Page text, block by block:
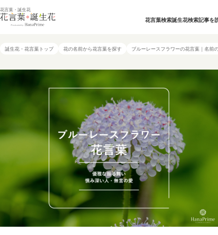
花言葉・誕生花
花言葉検索誕生花検索記事を
誕生花・花言葉トップ 花の名前から花言葉を探す ブルーレースフラワーの花言葉｜名前